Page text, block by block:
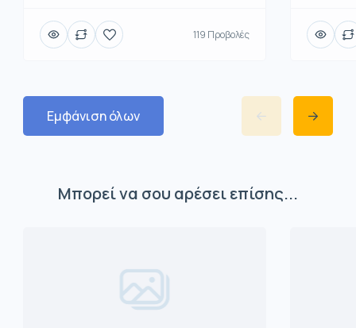
119 Προβολές
Εμφάνιση όλων
Μπορεί να σου αρέσει επίσης...